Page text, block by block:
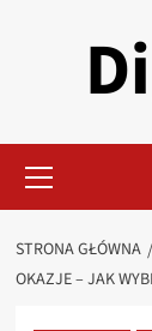
główne
STRONA GŁÓWNA
OKAZJE – JAK